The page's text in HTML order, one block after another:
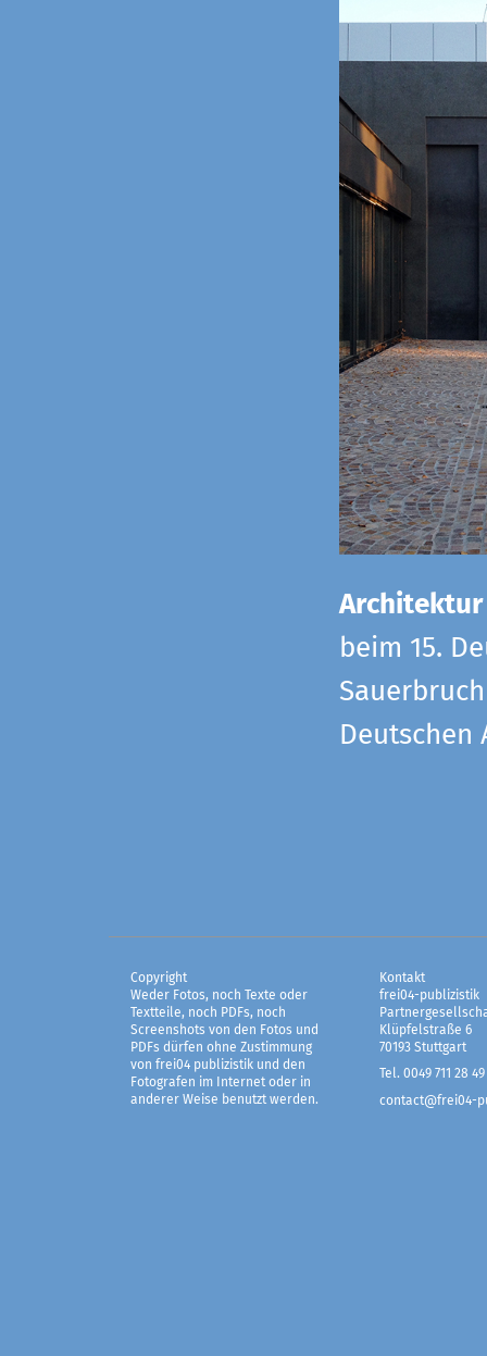
beim 15.
Copyright
Weder Fotos, noch Texte oder
Textteile, noch PDFs, noch
Screenshots von den Fotos und
PDFs dürfen ohne Zustimmung
von frei04 publizistik und den
Fotografen im Internet oder in
anderer Weise benutzt werden.
Kontakt
frei04-publizistik
Klüpfelstraße 6
70193 Stuttgart
Tel. 0049 711 28 49
contact@frei04-